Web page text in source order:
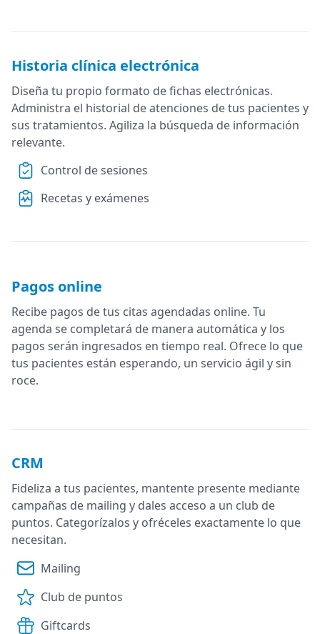
Historia clínica electrónica
Diseña tu propio formato de fichas electrónicas.
Administra el historial de atenciones de tus pacientes y
sus tratamientos. Agiliza la búsqueda de información
relevante.
Control de sesiones
Recetas y exámenes
Pagos online
Recibe pagos de tus citas agendadas online. Tu
agenda se completará de manera automática y los
pagos serán ingresados en tiempo real. Ofrece lo que
tus pacientes están esperando, un servicio ágil y sin
roce.
CRM
Fideliza a tus pacientes, mantente presente mediante
campañas de mailing y dales acceso a un club de
puntos. Categorízalos y ofréceles exactamente lo que
necesitan.
Mailing
Club de puntos
Giftcards